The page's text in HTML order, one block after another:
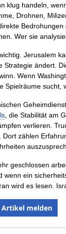
klug handeln,
Drohnen,
Wer sie
Jerusalem
Strategie ändert.
Wenn
Spielräume sucht,
, die Stabilität am
verlieren.
Dort zählen
geschlossen
wenn ein
wird es lesen.
Artikel melden